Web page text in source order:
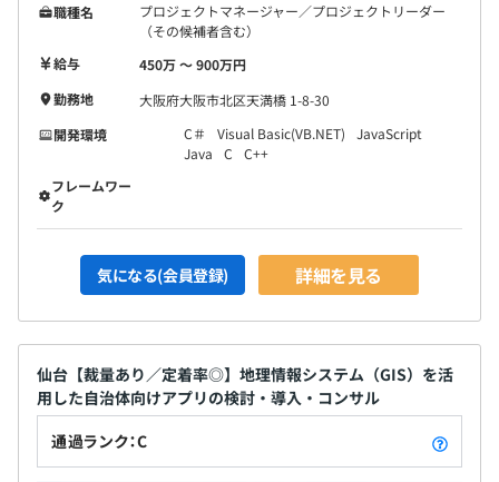
職種名
プロジェクトマネージャー／プロジェクトリーダー
（その候補者含む）
給与
450万 〜 900万円
勤務地
大阪府大阪市北区天満橋 1-8-30
開発環境
C＃ Visual Basic(VB.NET)
JavaScript
Java
C
C++
フレームワー
ク
気になる(会員登録) 詳細を見る
仙台【裁量あり／定着率◎】地理情報システム（GIS）を活
用した自治体向けアプリの検討・導入・コンサル
通過ランク：C